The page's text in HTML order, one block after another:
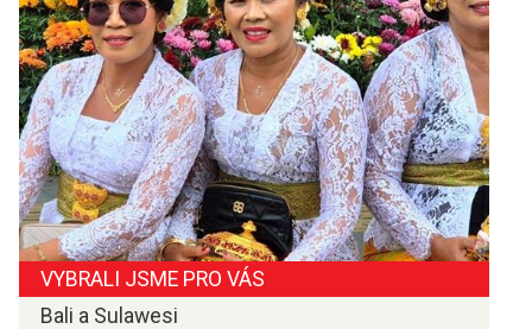
VYBRALI JSME PRO VÁS
Bali a Sulawesi